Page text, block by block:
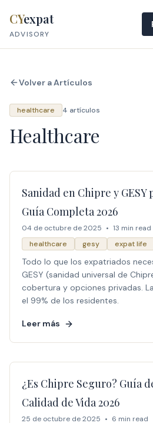
CYexpat
ADVISORY
Volver a Artículos
healthcare 4 artículos
Healthcare
Sanidad en Chipre y GESY
Guía Completa 2026
04 de octubre de 2025 • 13 min read
healthcare
gesy expat life
Todo lo que los expatriados
GESY (sanidad universal de
cobertura y opciones privadas.
el 99% de los residentes.
Leer más
¿Es Chipre Seguro? Guía
Calidad de Vida 2026
25 de octubre de 2025 • 6 min read